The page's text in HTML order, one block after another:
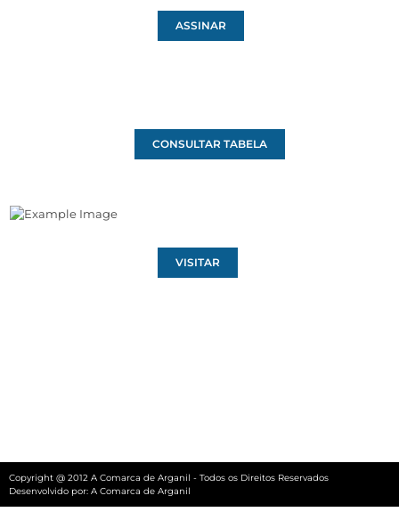
ASSINAR
CONSULTAR TABELA
VISITAR
Copyright @ 2012 A Comarca de Arganil - Todos os Direitos Reservados
Desenvolvido por: A Comarca de Arganil